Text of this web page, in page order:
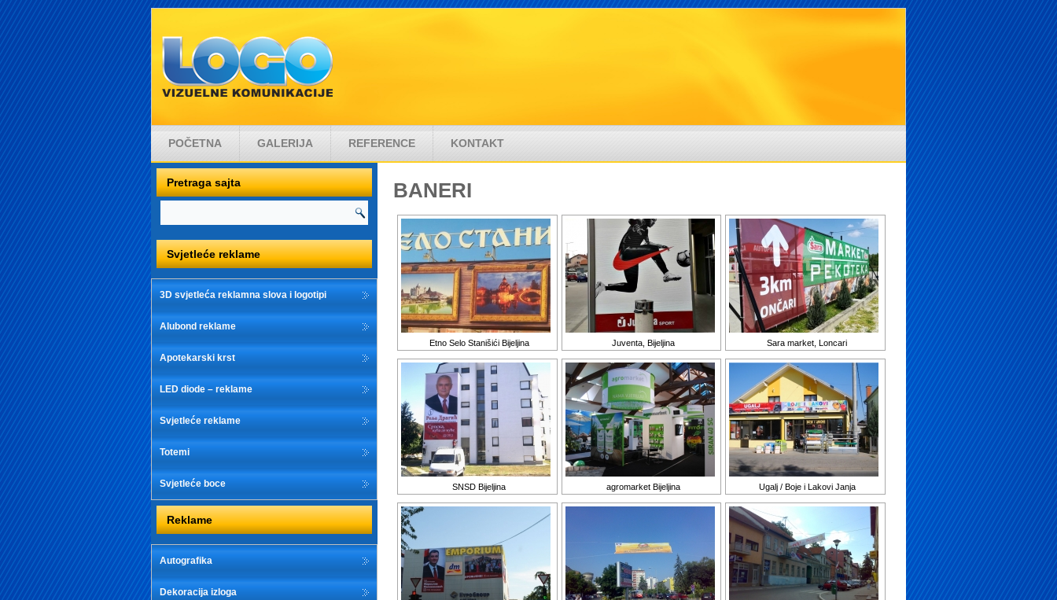
POČETNA GALERIJA REFERENCE KONTAKT
Pretraga sajta
Svjetleće reklame
3D svjetleća reklamna slova i logotipi
Alubond reklame
Apotekarski krst
LED diode – reklame
Svjetleće reklame
Totemi
Svjetleće boce
Reklame
Autografika
Dekoracija izloga
BANERI
Etno Selo Stanišići Bijeljina Juventa, Bijeljina Sara market, Loncari
SNSD Bijeljina agromarket Bijeljina Ugalj / Boje i Lakovi Janja